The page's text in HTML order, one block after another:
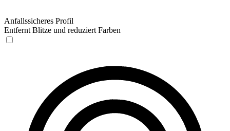
Anfallssicheres Profil
Entfernt Blitze und reduziert Farben